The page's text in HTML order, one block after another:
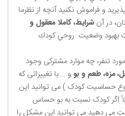
و فراموش نكنيد آنچه از نظرما
در آن شرايط، كاملا معقول و
بهبود وضعيت روحي كودك
تنفر، چه موارد مشترکی وجود
مزه، طعم و بو و … با تغییراتی که
حساسیت کودک ) می توانید این
اگر کودک نسبت به بو حساس
می دهید می توانید این مشکل را